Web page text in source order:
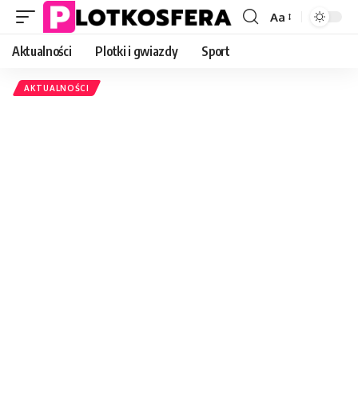
Font
Aa
Aktualności Plotki i gwiazdy Sport
AKTUALNOŚCI